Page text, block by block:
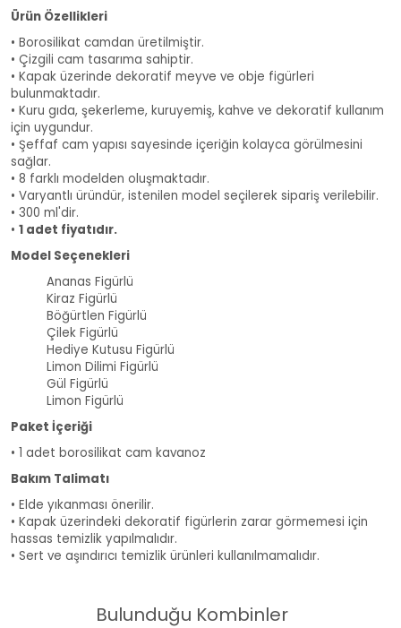
Ürün Özellikleri
• Borosilikat camdan üretilmiştir.
• Çizgili cam tasarıma sahiptir.
• Kapak üzerinde dekoratif meyve ve obje figürleri
bulunmaktadır.
• Kuru gıda, şekerleme, kuruyemiş, kahve ve dekoratif kullanım
için uygundur.
• Şeffaf cam yapısı sayesinde içeriğin kolayca görülmesini
sağlar.
• 8 farklı modelden oluşmaktadır.
• Varyantlı üründür, istenilen model seçilerek sipariş verilebilir.
• 300 ml'dir.
• 1 adet fiyatıdır.
Model Seçenekleri
Ananas Figürlü
Kiraz Figürlü
Böğürtlen Figürlü
Çilek Figürlü
Hediye Kutusu Figürlü
Limon Dilimi Figürlü
Gül Figürlü
Limon Figürlü
Paket İçeriği
• 1 adet borosilikat cam kavanoz
Bakım Talimatı
• Elde yıkanması önerilir.
• Kapak üzerindeki dekoratif figürlerin zarar görmemesi için
hassas temizlik yapılmalıdır.
• Sert ve aşındırıcı temizlik ürünleri kullanılmamalıdır.
Bulunduğu Kombinler